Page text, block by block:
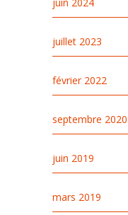
juillet 2023
février 2022
septembre 2020
juin 2019
mars 2019